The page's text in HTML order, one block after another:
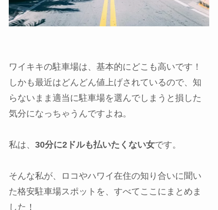
ワイキキの駐車場は、基本的にどこも高いです！
しかも最近はどんどん値上げされているので、知
らないまま適当に駐車場を選んでしまうと損した
気分になっちゃうんですよね。
私は、 30分に2ドルも払いたくない女です。
そんな私が、ロコやハワイ在住の知り合いに聞い
た格安駐車場スポットを、すべてここにまとめま
した！